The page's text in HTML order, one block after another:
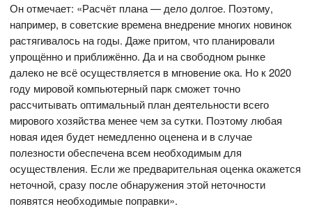
Он отмечает: «Расчёт плана — дело долгое. Поэтому,
например, в советские времена внедрение многих новинок
растягивалось на годы. Даже притом, что планировали
упрощённо и приближённо. Да и на свободном рынке
далеко не всё осуществляется в мгновение ока. Но к 2020
году мировой компьютерный парк сможет точно
рассчитывать оптимальный план деятельности всего
мирового хозяйства менее чем за сутки. Поэтому любая
новая идея будет немедленно оценена и в случае
полезности обеспечена всем необходимым для
осуществления. Если же предварительная оценка окажется
неточной, сразу после обнаружения этой неточности
появятся необходимые поправки».